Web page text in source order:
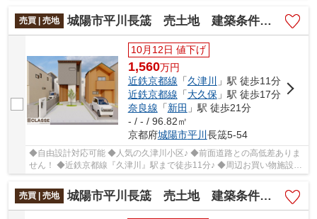
売買 | 売地 城陽市平川長筬 売土地 建築条件付き
10月12日 値下げ
1,560万円
近鉄京都線 「久津川
」駅 徒歩11分
近鉄京都線 「大久保」駅 徒歩17分
奈良線 「新田 」駅 徒歩21分
- / - / 96.82㎡
京都府城陽市平川 長筬5-54
◆自由設計対応可能 ◆人気の久津川小区♪ ◆前面道路との高低差ありま
せん！ ◆近鉄京都線『久津川』駅まで徒歩11分♪ ◆周辺お買い物施設充
実 ◆東側駐車場のため解放感あります
売買 | 売地
城陽市平川長筬 売土地 建築条件無し